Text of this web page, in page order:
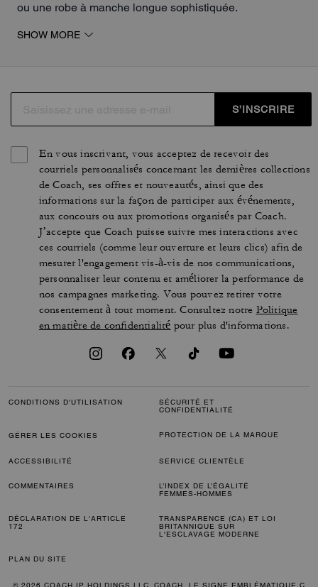
ou une robe à manche longue sophistiquée.
moderne de la marque, avec des détails soignés et des
SHOW MORE
S’INSCRIRE
En vous inscrivant, vous acceptez de recevoir des
courriels personnalisés concernant les dernières collections
de Coach, ses offres et nouveautés, ainsi que des
informations sur la façon de participer aux événements,
aux concours ou aux promotions organisés par Coach.
J’accepte que Coach puisse suivre mes interactions avec
ces courriels (comme leur ouverture et leurs clics) afin de
mesurer l'engagement vis-à-vis de nos communications,
personnaliser leur contenu et améliorer la performance de
nos campagnes marketing. Vous pouvez retirer votre
consentement à tout moment. Consultez notre Politique
en matière de confidentialité pour plus d'informations.
CONDITIONS D'UTILISATION
SÉCURITÉ ET
CONFIDENTIALITÉ
GÉRER LES COOKIES PROTECTION DE LA MARQUE
ACCESSIBILITÉ SERVICE CLIENTÈLE
COMMENTAIRES
L’INDEX DE L’ÉGALITÉ
FEMMES-HOMMES
DÉCLARATION DE L'ARTICLE
172
TRANSPARENCE (CA) ET LOI
BRITANNIQUE SUR
L'ESCLAVAGE MODERNE
PLAN DU SITE